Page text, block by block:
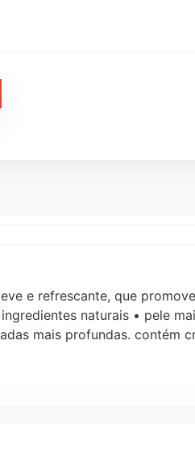
e refrescante, que
naturais • pele
mais profundas. contém